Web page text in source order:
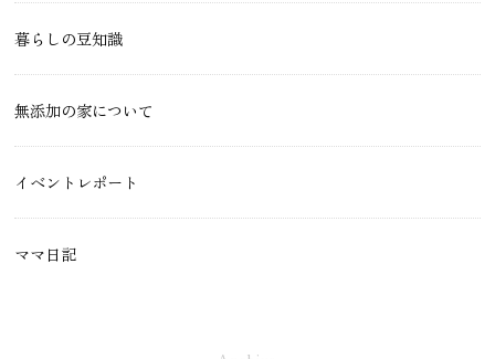
暮らしの豆知識
無添加の家について
イベントレポート
ママ日記